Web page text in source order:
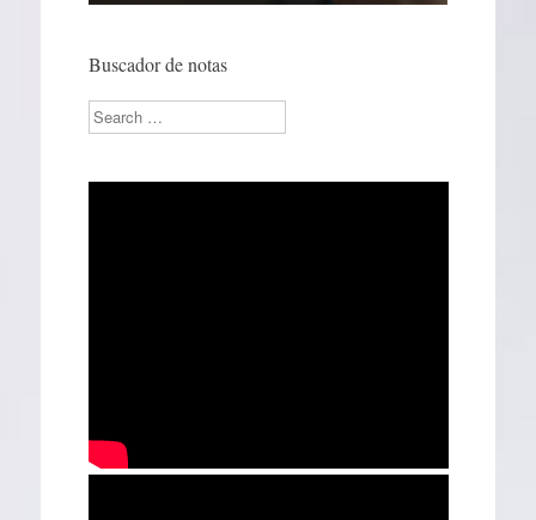
Buscador de notas
Search